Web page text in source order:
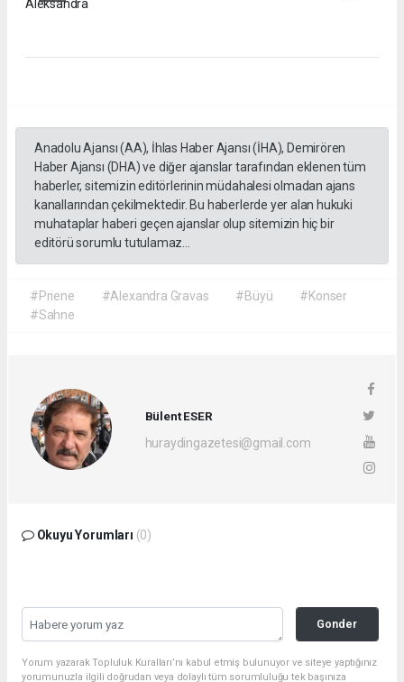
Aleksandra
Anadolu Ajansı (AA), İhlas Haber Ajansı (İHA), Demirören
Haber Ajansı (DHA) ve diğer ajanslar tarafından eklenen tüm
haberler, sitemizin editörlerinin müdahalesi olmadan ajans
kanallarından çekilmektedir. Bu haberlerde yer alan hukuki
muhataplar haberi geçen ajanslar olup sitemizin hiç bir
editörü sorumlu tutulamaz...
#Priene #Alexandra Gravas #Büyü
#Konser
#Sahne
Bülent ESER
huraydingazetesi@gmail.com
Okuyu Yorumları (0)
Gonder
Yorum yazarak Topluluk Kuralları’nı kabul etmiş bulunuyor ve siteye yaptığınız
yorumunuzla ilgili doğrudan veya dolaylı tüm sorumluluğu tek başınıza